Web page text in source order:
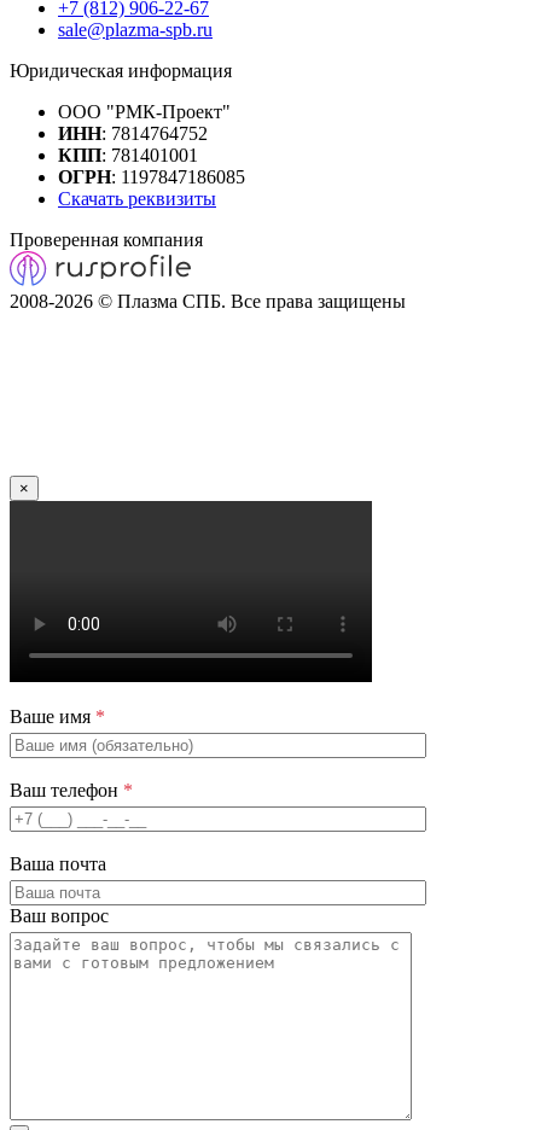
+7 (812) 906-22-67
sale@plazma-spb.ru
Юридическая информация
ООО "РМК-Проект"
ИНН: 7814764752
КПП: 781401001
ОГРН: 1197847186085
Скачать реквизиты
Проверенная компания
2008-2026 © Плазма СПБ. Все права защищены
×
Ваше имя *
Ваш телефон *
Ваша почта
Ваш вопрос